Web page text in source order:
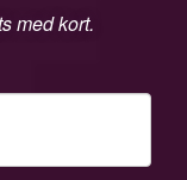
med kort.